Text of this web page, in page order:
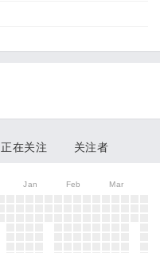
正在关注 关注者
Jan Feb Mar